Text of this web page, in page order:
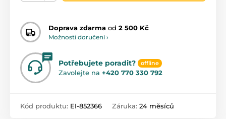
Doprava zdarma od 2 500 Kč
Možnosti doručení ›
Potřebujete poradit? offline
Zavolejte na +420 770 330 792
Kód produktu: EI-852366 Záruka: 24 měsíců